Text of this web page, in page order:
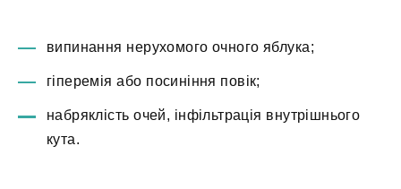
випинання нерухомого очного яблука;
гіперемія або посиніння повік;
набряклість очей, інфільтрація внутрішнього
кута.